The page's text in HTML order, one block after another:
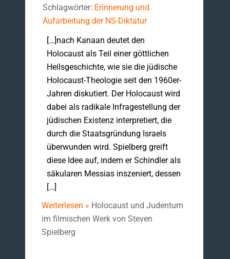
Schlagwörter: Erinnerung und
Aufarbeitung der NS-Diktatur
[…]nach Kanaan deutet den
Holocaust als Teil einer göttlichen
Heilsgeschichte, wie sie die jüdische
Holocaust-Theologie seit den 1960er-
Jahren diskutiert. Der Holocaust wird
dabei als radikale Infragestellung der
jüdischen Existenz interpretiert, die
durch die Staatsgründung Israels
überwunden wird. Spielberg greift
diese Idee auf, indem er Schindler als
säkularen Messias inszeniert, dessen
[…]
Weiterlesen » Holocaust und Judentum
im filmischen Werk von Steven
Spielberg